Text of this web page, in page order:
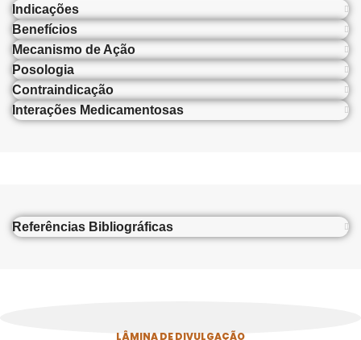
Indicações
Benefícios
Mecanismo de Ação
Posologia
Contraindicação
Interações Medicamentosas
Referências Bibliográficas
LÂMINA DE DIVULGAÇÃO